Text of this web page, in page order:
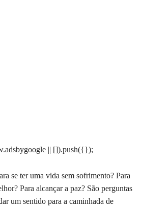
|| []).push({});
se ter uma vida sem sofrimento? Para
Para alcançar a paz? São perguntas
um sentido para a caminhada de